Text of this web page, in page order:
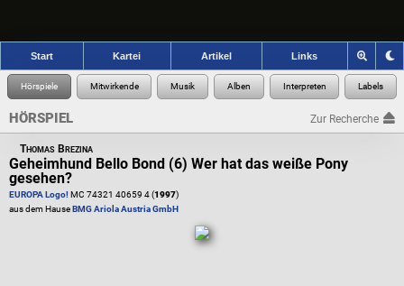
Start Kartei Artikel Links
HÖRSPIEL Zur Recherche
Thomas Brezina
Geheimhund Bello Bond (6) Wer hat das weiße Pony
gesehen?
EUROPA Logo! MC 74321 40659 4 (1997)
aus dem Hause BMG Ariola Austria GmbH